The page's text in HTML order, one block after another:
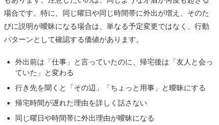
場合です。特に、同じ曜日や同じ時間帯に外出が増え、そのた
びに説明が曖昧になる場合は、単なる予定変更ではなく、行動
パターンとして確認する価値があります。
外出前は「仕事」と言っていたのに、帰宅後は「友人と会っ
ていた」と変わる
行き先を聞くと「その辺」「ちょっと用事」と曖昧にする
帰宅時間が遅れた理由を詳しく話さない
同じ曜日や時間帯に外出理由が曖昧になる